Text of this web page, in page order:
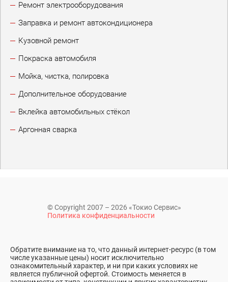
Ремонт электрооборудования
Заправка и ремонт автокондиционера
Кузовной ремонт
Покраска автомобиля
Мойка, чистка, полировка
Дополнительное оборудование
Вклейка автомобильных стёкол
Аргонная сварка
© Copyright 2007 – 2026 «Токио Сервис»
Политика конфиденциальности
Обратите внимание на то, что данный интернет-ресурс (в том
числе указанные цены) носит исключительно
ознакомительный характер, и ни при каких условиях не
является публичной офертой. Стоимость меняется в